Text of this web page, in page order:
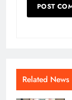
Related News